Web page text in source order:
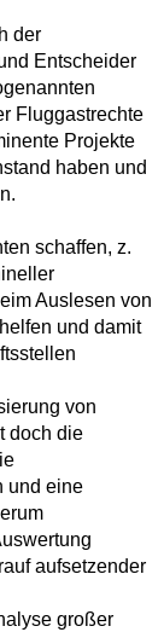
der
Entscheider
Fluggastrechte
Projekte
haben und
schaffen, z.
Auslesen von
und damit
von
doch die
und eine
aufsetzender
großer